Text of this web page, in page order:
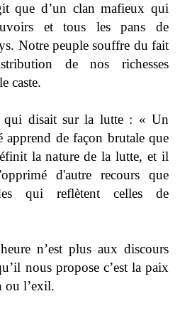
que d’un clan mafieux qui
et tous les pans de
Notre peuple souffre du fait
de nos richesses
caste.
qui disait sur la lutte : « Un
apprend de façon brutale que
la nature de lalutte, et il
d'autre recours que
qui reflètent celles de
n’est plus aux discours
nous propose c’est la paix
ou l’exil.